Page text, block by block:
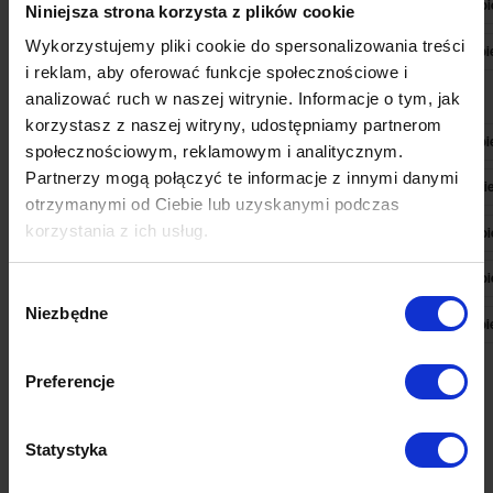
Niniejsza strona korzysta z plików cookie
Wykorzystujemy pliki cookie do spersonalizowania treści
i reklam, aby oferować funkcje społecznościowe i
analizować ruch w naszej witrynie. Informacje o tym, jak
korzystasz z naszej witryny, udostępniamy partnerom
społecznościowym, reklamowym i analitycznym.
Partnerzy mogą połączyć te informacje z innymi danymi
otrzymanymi od Ciebie lub uzyskanymi podczas
korzystania z ich usług.
zgody
Niezbędne
Preferencje
Statystyka
19